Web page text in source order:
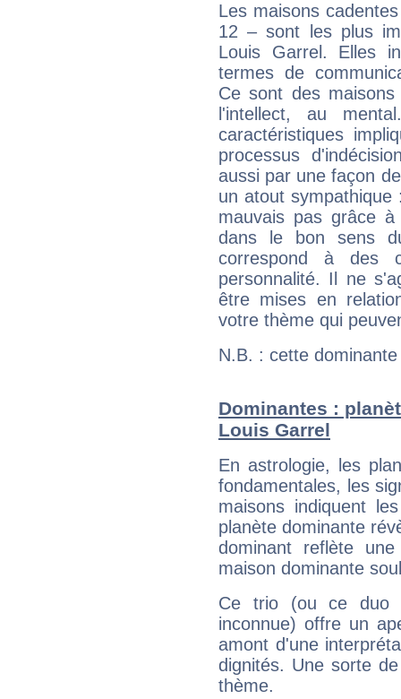
Les maisons
12 – sont les plus
Louis Garrel. Elles
termes de
Ce sont des
l'intellect, au
caractéristiques
processus
aussi par une façon
un atout
mauvais pas grâce
dans le bon sens
correspond à des
personnalité. Il ne
être mises en
votre thème qui
N.B. : cette
Dominantes :
Louis Garrel
En astrologie, les
fondamentales, les
maisons indiquent
planète dominante
dominant reflète
maison dominante
Ce trio (ou ce duo
inconnue) offre un
amont d'une
dignités. Une sorte
thème.